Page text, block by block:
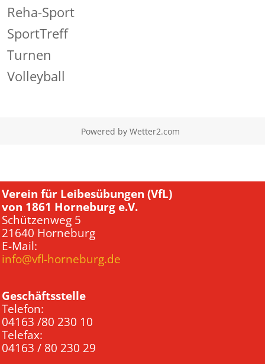
Reha-Sport
SportTreff
Turnen
Volleyball
Powered by Wetter2.com
Verein für Leibesübungen (VfL)
von 1861 Horneburg e.V.
Schützenweg 5
21640 Horneburg
E-Mail:
info@vfl-horneburg.de
Geschäftsstelle
Telefon:
04163 /80 230 10
Telefax:
04163 / 80 230 29